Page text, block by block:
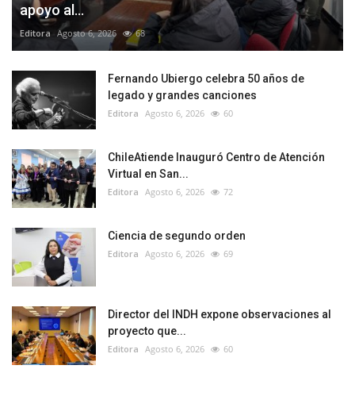
apoyo al...
Editora Agosto 6, 2026 68
Fernando Ubiergo celebra 50 años de
legado y grandes canciones
Editora Agosto 6, 2026 60
ChileAtiende Inauguró Centro de Atención
Virtual en San...
Editora Agosto 6, 2026 72
Ciencia de segundo orden
Editora Agosto 6, 2026 69
Director del INDH expone observaciones al
proyecto que...
Editora Agosto 6, 2026 60